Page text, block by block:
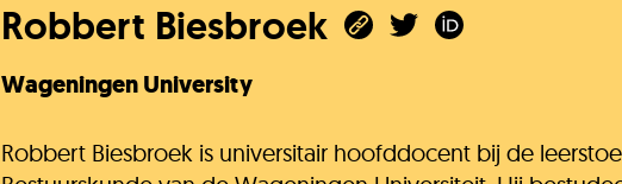
Robbert Biesbroek
Wageningen University
Robbert Biesbroek is universitair hoofddocent bij de